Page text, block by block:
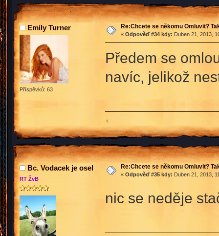
Emily Turner
Příspěvků: 63
Re:Chcete se někomu Omluvit?
« Odpověď #34 kdy: Duben 21, 2013,
Předem se
navíc, jelikož
♀
Bc. Vodacek je osel
RT ŽvB
Re:Chcete se někomu Omluvit?
« Odpověď #35 kdy: Duben 21, 2013,
nic se neděje